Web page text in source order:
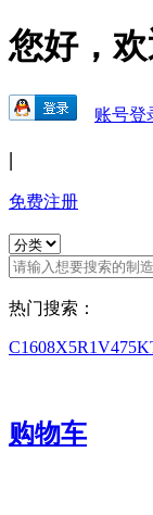
您好，
账号登
|
免费注册
热门搜索：
购物车